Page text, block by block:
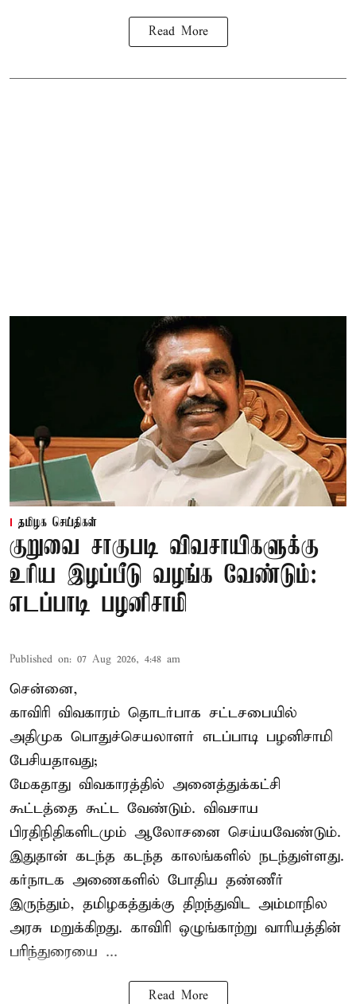
Read More
தமிழக செய்திகள்
குறுவை சாகுபடி விவசாயிகளுக்கு
உரிய இழப்பீடு வழங்க வேண்டும்:
எடப்பாடி பழனிசாமி
Published on: 07 Aug 2026, 4:48 am
சென்னை,
காவிரி விவகாரம் தொடர்பாக சட்டசபையில்
அதிமுக பொதுச்செயலாளர் எடப்பாடி பழனிசாமி
பேசியதாவது;
மேகதாது விவகாரத்தில் அனைத்துக்கட்சி
கூட்டத்தை கூட்ட வேண்டும். விவசாய
பிரதிநிதிகளிடமும் ஆலோசனை செய்யவேண்டும்.
இதுதான் கடந்த கடந்த காலங்களில் நடந்துள்ளது.
கர்நாடக அணைகளில் போதிய தண்ணீர்
இருந்தும், தமிழகத்துக்கு திறந்துவிட அம்மாநில
அரசு மறுக்கிறது. காவிரி ஒழுங்காற்று வாரியத்தின்
பரிந்துரையை ...
Read More